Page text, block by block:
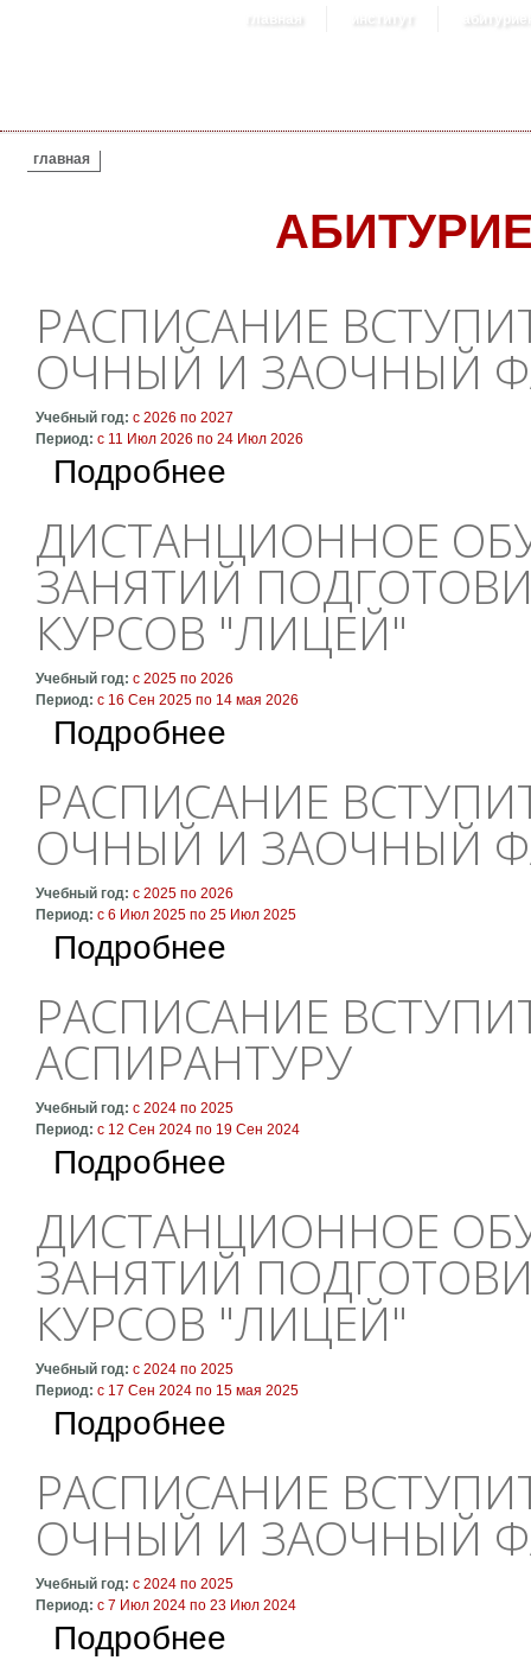
главная институт
ВЫ ЗДЕСЬ
главная
РАСПИСАНИЕ
ОЧНЫЙ И ЗАОЧНЫЙ
Учебный год: с 2026 по 2027
Период: с 11 Июл 2026 по 24 Июл 2026
Подробнее
ДИСТАНЦИОННОЕ
ЗАНЯТИЙ
КУРСОВ "ЛИЦЕЙ"
Учебный год: с 2025по 2026
Период: с 16 Сен 2025по 14 мая 2026
Подробнее
РАСПИСАНИЕ
ОЧНЫЙ И ЗАОЧНЫЙ
Учебный год: с 2025по 2026
Период: с 6 Июл 2025по 25 Июл 2025
Подробнее
РАСПИСАНИЕ
АСПИРАНТУРУ
Учебный год: с 2024по 2025
Период: с 12 Сен 2024по 19 Сен 2024
Подробнее
ДИСТАНЦИОННОЕ
ЗАНЯТИЙ
КУРСОВ "ЛИЦЕЙ"
Учебный год: с 2024по 2025
Период: с 17 Сен 2024по 15 мая 2025
Подробнее
РАСПИСАНИЕ
ОЧНЫЙ И ЗАОЧНЫЙ
Учебный год: с 2024по 2025
Период: с 7 Июл 2024по 23 Июл 2024
Подробнее